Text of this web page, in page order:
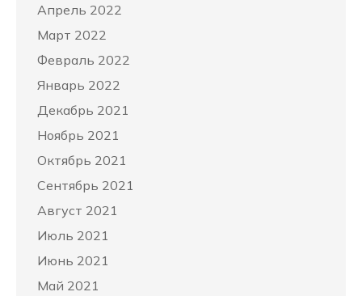
Апрель 2022
Март 2022
Февраль 2022
Январь 2022
Декабрь 2021
Ноябрь 2021
Октябрь 2021
Сентябрь 2021
Август 2021
Июль 2021
Июнь 2021
Май 2021